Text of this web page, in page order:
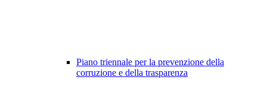
Piano triennale per la prevenzione della
corruzione e della trasparenza